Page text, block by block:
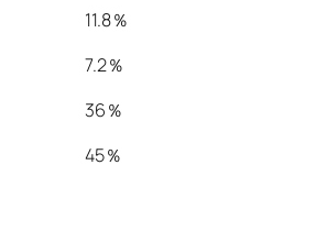
11.8％
7.2％
36％
45％